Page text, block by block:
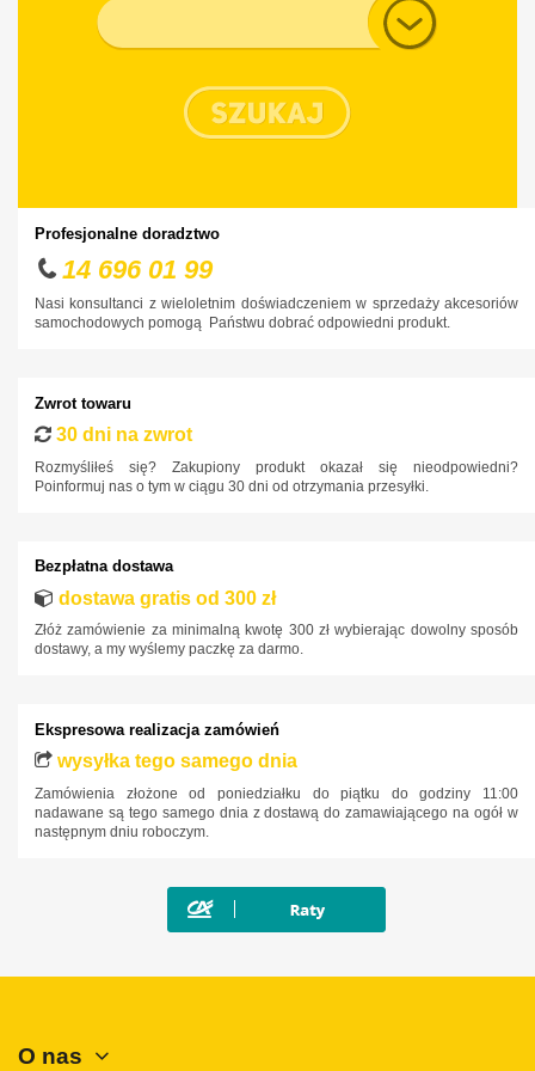
Dodge
DS
Fiat
Isuzu
Jaguar
Jeep
Kia
Land Rover
Lexus
MAN
Maxus
Mercedes-Benz
Profesjonalne doradztwo
14 696 01 99
Nasi konsultanci z wieloletnim doświadczeniem w sprzedaży akcesoriów
samochodowych pomogą Państwu dobrać odpowiedni produkt.
Zwrot towaru
30 dni na zwrot
Rozmyśliłeś się? Zakupiony produkt okazał się nieodpowiedni?
Poinformuj nas o tym w ciągu 30 dni od otrzymania przesyłki.
Bezpłatna dostawa
dostawa gratis od 300 zł
Złóż zamówienie za minimalną kwotę 300 zł wybierając dowolny sposób
dostawy, a my wyślemy paczkę za darmo.
Ekspresowa realizacja zamówień
wysyłka tego samego dnia
Zamówienia złożone od poniedziałku do piątku do godziny 11:00
nadawane są tego samego dnia z dostawą do zamawiającego na ogół w
następnym dniu roboczym.
O nas